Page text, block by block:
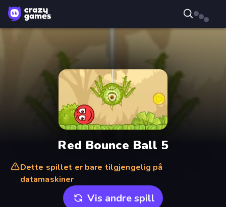
Red Bounce Ball 5
Dette spillet er bare tilgjengelig på
datamaskiner
Vis andre spill